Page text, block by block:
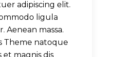
adipiscing elit.
ligula
Aenean massa.
Theme natoque
et magnis dis